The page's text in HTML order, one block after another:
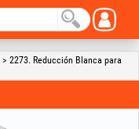
> 2273. Reducción Blanca para